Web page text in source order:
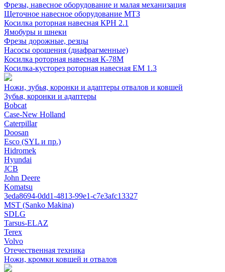
Фрезы, навесное оборудование и малая механизация
Щеточное навесное оборудование МТЗ
Косилка роторная навесная КРН 2.1
Ямобуры и шнеки
Фрезы дорожные, резцы
Насосы орошения (диафрагменные)
Косилка роторная навесная К-78М
Косилка-кусторез роторная навесная ЕМ 1.3
Ножи, зубья, коронки и адаптеры отвалов и ковшей
Зубья, коронки и адаптеры
Bobcat
Case-New Holland
Caterpillar
Doosan
Esco (SYL и пр.)
Hidromek
Hyundai
JCB
John Deere
Komatsu
3eda8694-0dd1-4813-99e1-c7e3afc13327
MST (Sanko Makina)
SDLG
Tarsus-ELAZ
Terex
Volvo
Отечественная техника
Ножи, кромки ковшей и отвалов